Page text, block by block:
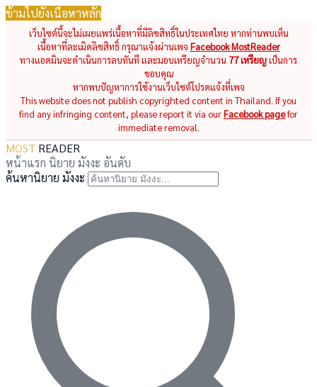
ข้ามไปยังเนื้อหาหลัก
เว็บไซต์นี้จะไม่เผยแพร่เนื้อหาที่มีลิขสิทธิ์ในประเทศไทย หากท่านพบเห็น
เนื้อหาที่ละเมิดลิขสิทธิ์ กรุณาแจ้งผ่านเพจ Facebook MostReader
ทางแอดมินจะดำเนินการลบทันที และมอบเหรียญจำนวน 77 เหรียญเป็นการ
ขอบคุณ
หากพบปัญหาการใช้งานเว็บไซต์โปรดแจ้งที่เพจ
This website does not publish copyrighted content in Thailand. If you
find any infringing content, please report it via ourFacebook pagefor
immediate removal.
MOST READER
หน้าแรก นิยาย มังงะ อันดับ
ค้นหานิยาย มังงะ